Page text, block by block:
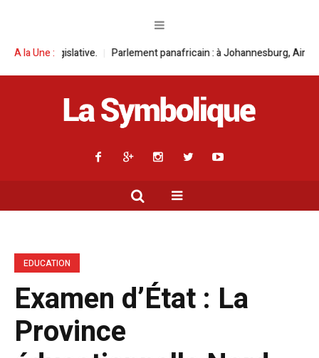
A la Une :
panafricain : à Johannesburg, Aimé Boji Sangara multiplie les
EDUCATION
Examen d’État : La
Province